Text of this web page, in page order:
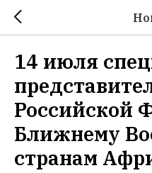
14 июля
Российской
Ближнему
странам